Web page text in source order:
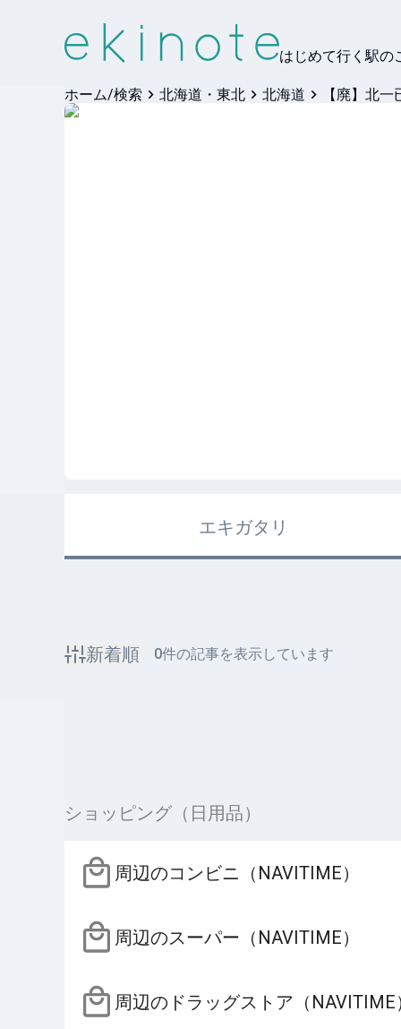
はじめて行く駅の
ホーム/検索 北海道・東北 北海道 【廃】北一
エキガタリ
新着順 0件の記事を表示しています
ショッピング（日用品）
周辺のコンビニ（NAVITIME）
周辺のスーパー（NAVITIME）
周辺のドラッグストア（NAVITIME